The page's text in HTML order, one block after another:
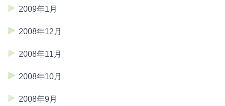
2009年1月
2008年12月
2008年11月
2008年10月
2008年9月